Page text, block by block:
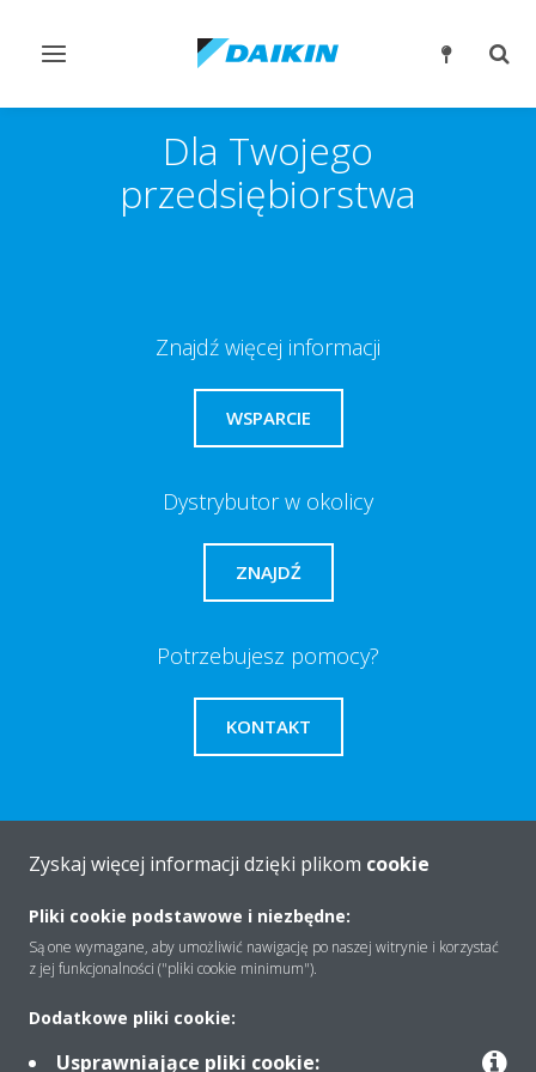
Przełącz
Dla Twojego
przedsiębiorstwa
Znajdź więcej informacji
WSPARCIE
Dystrybutor w okolicy
ZNAJDŹ
Potrzebujesz pomocy?
KONTAKT
O firmie
Rozwiązania
Kontakt
Zyskaj więcej informacji dzięki plikom cookie
Pliki cookie podstawowe i niezbędne:
Są one wymagane, aby umożliwić nawigację po naszej witrynie i korzystać
z jej funkcjonalności ("pliki cookie minimum").
Dodatkowe pliki cookie:
Usprawniające pliki cookie: